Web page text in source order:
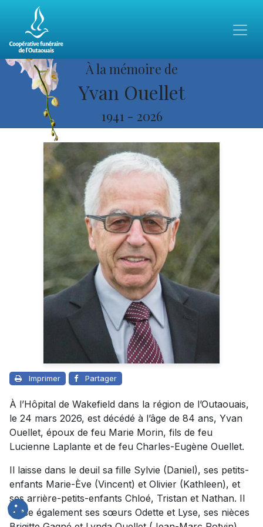
À la mémoire de
Yvan Ouellet
1941 - 2026
Imprimer Partager
À l’Hôpital de Wakefield dans la région de l’Outaouais,
le 24 mars 2026, est décédé à l’âge de 84 ans, Yvan
Ouellet, époux de feu Marie Morin, fils de feu
Lucienne Laplante et de feu Charles-Eugène Ouellet.
Il laisse dans le deuil sa fille Sylvie (Daniel), ses petits-
enfants Marie-Ève (Vincent) et Olivier (Kathleen), et
ses arrière-petits-enfants Chloé, Tristan et Nathan. Il
laisse également ses sœurs Odette et Lyse, ses nièces